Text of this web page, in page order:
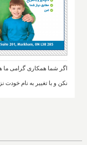
اگر شما همکاری گرامی ما
نکن و با تغییر به نام